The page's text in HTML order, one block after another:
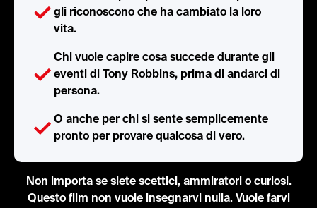
gli riconoscono che ha cambiato la loro
vita.
Chi vuole capire cosa succede durante gli
eventi di Tony Robbins, prima di andarci di
persona.
O anche per chi si sente semplicemente
pronto per provare qualcosa di vero.
Non importa se siete scettici, ammiratori o curiosi.
Questo film non vuole insegnarvi nulla. Vuole farvi